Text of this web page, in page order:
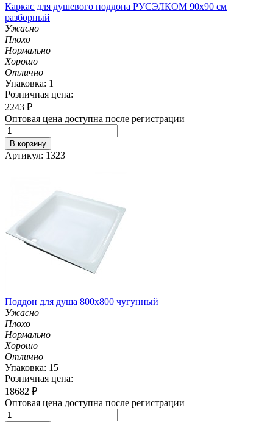
Каркас для душевого поддона РУСЭЛКОМ 90х90 см
разборный
Ужасно
Плохо
Нормально
Хорошо
Отлично
Упаковка: 1
Розничная цена:
2243 ₽
Оптовая цена доступна после регистрации
В корзину
Артикул: 1323
Поддон для душа 800х800 чугунный
Ужасно
Плохо
Нормально
Хорошо
Отлично
Упаковка: 15
Розничная цена:
18682 ₽
Оптовая цена доступна после регистрации